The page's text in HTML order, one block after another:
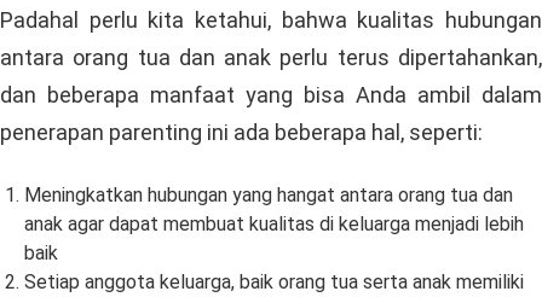
Padahal perlu kita ketahui, bahwa kualitas hubungan
antara orang tua dan anak perlu terus dipertahankan,
dan beberapa manfaat yang bisa Anda ambil dalam
penerapan parenting ini ada beberapa hal, seperti:
Meningkatkan hubungan yang hangat antara orang tua dan
anak agar dapat membuat kualitas di keluarga menjadi lebih
baik
Setiap anggota keluarga, baik orang tua serta anak memiliki